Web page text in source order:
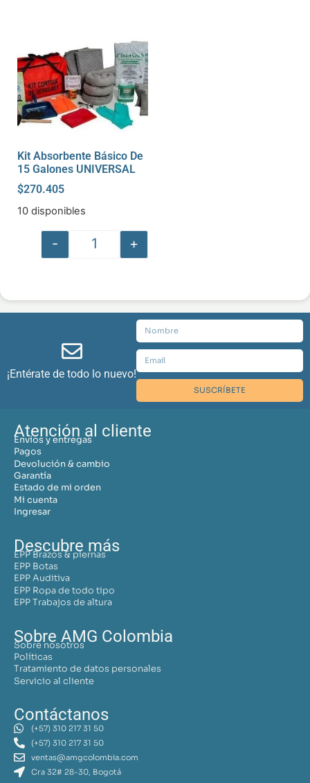
Kit Absorbente Básico De
15 Galones UNIVERSAL
$270.405
10 disponibles
- +
¡Entérate de todo lo nuevo!
SUSCRÍBETE
Atención al cliente
Envíos y entregas
Pagos
Devolución & cambio
Garantía
Estado de mi orden
Mi cuenta
Ingresar
Descubre más
EPP Brazos & piernas
EPP Botas
EPP Auditiva
EPP Ropa de todo tipo
EPP Trabajos de altura
Sobre AMG Colombia
Sobre nosotros
Políticas
Tratamiento de datos personales
Servicio al cliente
Contáctanos
(+57) 310 217 31 50
(+57) 310 217 31 50
ventas@amgcolombia.com
Cra 32# 28-30, Bogotá